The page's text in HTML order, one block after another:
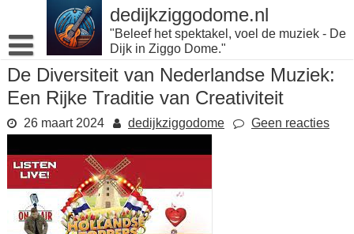
inhoud
gaan
dedijkziggodome.nl
"Beleef het spektakel, voel de muziek - De
Dijk in Ziggo Dome."
De Diversiteit van Nederlandse Muziek:
Een Rijke Traditie van Creativiteit
26 maart 2024 dedijkziggodome Geen reacties